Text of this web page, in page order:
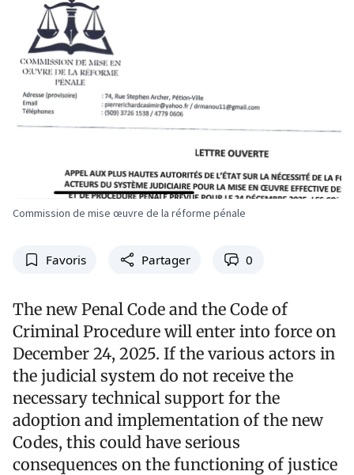
Commission de mise œuvre de la réforme pénale
Favoris Partager 0
The new Penal Code and the Code of
Criminal Procedure will enter into force on
December 24, 2025. If the various actors in
the judicial system do not receive the
necessary technical support for the
adoption and implementation of the new
Codes, this could have serious
consequences on the functioning of justice